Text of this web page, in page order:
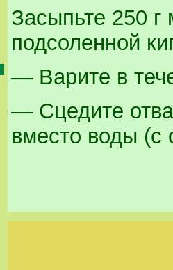
Засыпьте 250 г
подсоленной
— Варите в
— Сцедите
вместо воды (с